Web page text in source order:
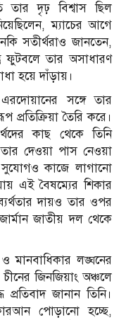
তার দৃঢ় বিশ্বাস ছিল
ম্যাচের আগে
সতীর্থরাও জানতেন,
ফুটবলে তার অসাধারণ
হয়ে দাঁড়ায়।
সঙ্গে তার
প্রতিক্রিয়া তৈরি করে।
কাছ থেকে তিনি
দেওয়া পাস নেওয়া
কাজে লাগানো
এই বৈষম্যের শিকার
দায়ও তার ওপর
জাতীয় দল থেকে
লঙ্ঘনের
জিনজিয়াং অঞ্চলে
জানান তিনি।
পোড়ানো হচ্ছে,